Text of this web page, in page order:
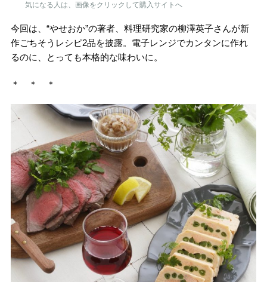
気になる人は、画像をクリックして購入サイトへ
今回は、“やせおか”の著者、料理研究家の柳澤英子さんが新
作ごちそうレシピ2品を披露。電子レンジでカンタンに作れ
るのに、とっても本格的な味わいに。
＊ ＊ ＊